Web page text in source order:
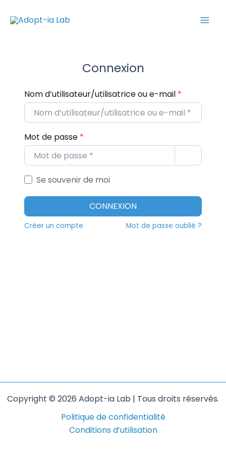
Connexion
Nom d’utilisateur/utilisatrice ou e-mail *
Mot de passe *
Se souvenir de moi
CONNEXION
Créer un compte Mot de passe oublié ?
Copyright © 2026 Adopt-ia Lab | Tous droits réservés.
Politique de confidentialité
Conditions d’utilisation